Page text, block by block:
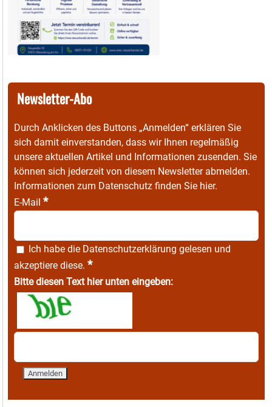
Newsletter-Abo
Durch Anklicken des Buttons „Anmelden“ erklären Sie
sich damit einverstanden, dass wir Ihnen regelmäßig
unsere aktuellen Artikel und Informationen zusenden. Sie
können sich jederzeit von diesem Newsletter abmelden.
Informationen zum Datenschutz finden Sie hier.
E-Mail *
Ich habe die Datenschutzerklärung gelesen und
akzeptiere diese. *
Bitte diesen Text hier unten eingeben: